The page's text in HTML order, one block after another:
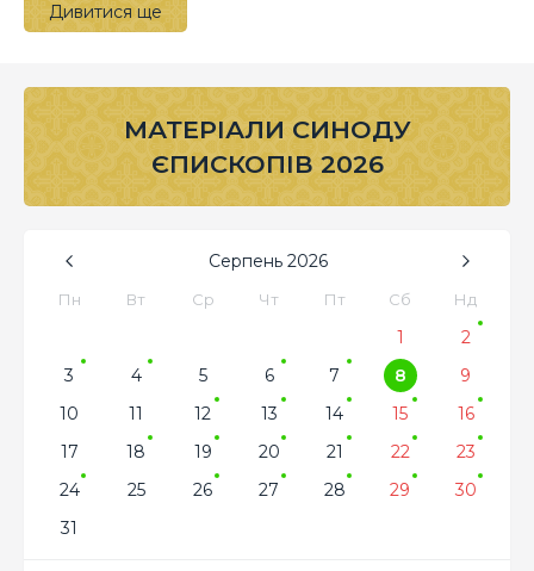
Дивитися ще
МАТЕРІАЛИ СИНОДУ
ЄПИСКОПІВ 2026
Серпень 2026
Пн Вт Ср Чт Пт Сб Нд
1
2
3
4 5 6 7 8
9
10
11 12 13 14 15
16
17
18 19 20 21 22
23
24
25 26 27 28 29
30
31